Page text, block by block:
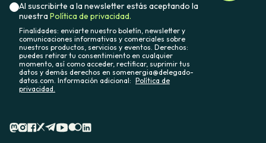
Al suscribirte a la newsletter estás aceptando la
nuestraPolítica de privacidad.
Finalidades: enviarte nuestro boletín, newsletter y
comunicaciones informativas y comerciales sobre
nuestros productos, servicios y eventos. Derechos:
puedes retirar tu consentimiento en cualquier
momento, así como acceder, rectificar, suprimir tus
datos y demás derechos en somenergia@delegado-
datos.com. Información adicional: Política de
privacidad.